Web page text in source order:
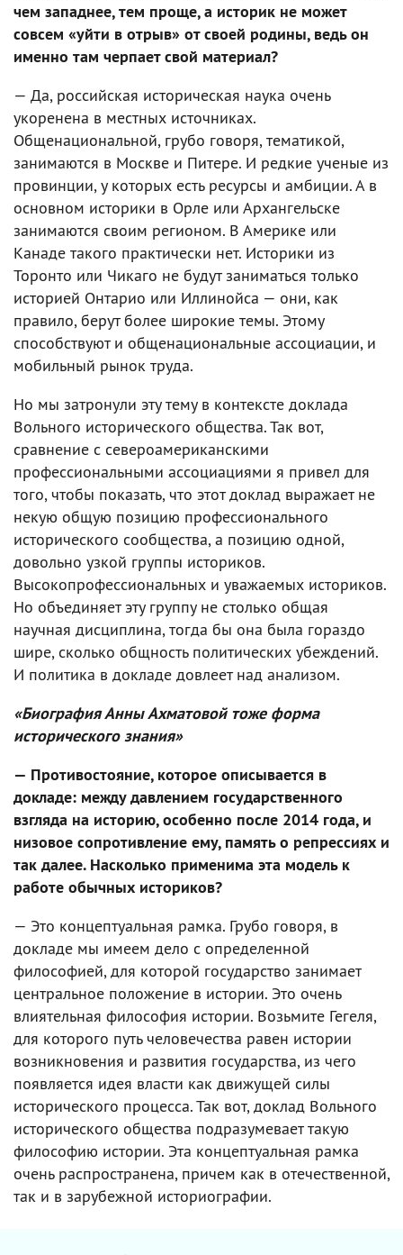
чем западнее, тем проще, а историк не может
совсем «уйти в отрыв» от своей родины, ведь он
именно там черпает свой материал?
— Да, российская историческая наука очень
укоренена в местных источниках.
Общенациональной, грубо говоря, тематикой,
занимаются в Москве и Питере. И редкие ученые из
провинции, у которых есть ресурсы и амбиции. А в
основном историки в Орле или Архангельске
занимаются своим регионом. В Америке или
Канаде такого практически нет. Историки из
Торонто или Чикаго не будут заниматься только
историей Онтарио или Иллинойса — они, как
правило, берут более широкие темы. Этому
способствуют и общенациональные ассоциации, и
мобильный рынок труда.
Но мы затронули эту тему в контексте доклада
Вольного исторического общества. Так вот,
сравнение с североамериканскими
профессиональными ассоциациями я привел для
того, чтобы показать, что этот доклад выражает не
некую общую позицию профессионального
исторического сообщества, а позицию одной,
довольно узкой группы историков.
Высокопрофессиональных и уважаемых историков.
Но объединяет эту группу не столько общая
научная дисциплина, тогда бы она была гораздо
шире, сколько общность политических убеждений.
И политика в докладе довлеет над анализом.
«Биография Анны Ахматовой тоже форма
исторического знания»
— Противостояние, которое описывается в
докладе: между давлением государственного
взгляда на историю, особенно после 2014 года, и
низовое сопротивление ему, память о репрессиях и
так далее. Насколько применима эта модель к
работе обычных историков?
— Это концептуальная рамка. Грубо говоря, в
докладе мы имеем дело с определенной
философией, для которой государство занимает
центральное положение в истории. Это очень
влиятельная философия истории. Возьмите Гегеля,
для которого путь человечества равен истории
возникновения и развития государства, из чего
появляется идея власти как движущей силы
исторического процесса. Так вот, доклад Вольного
исторического общества подразумевает такую
философию истории. Эта концептуальная рамка
очень распространена, причем как в отечественной,
так и в зарубежной историографии.